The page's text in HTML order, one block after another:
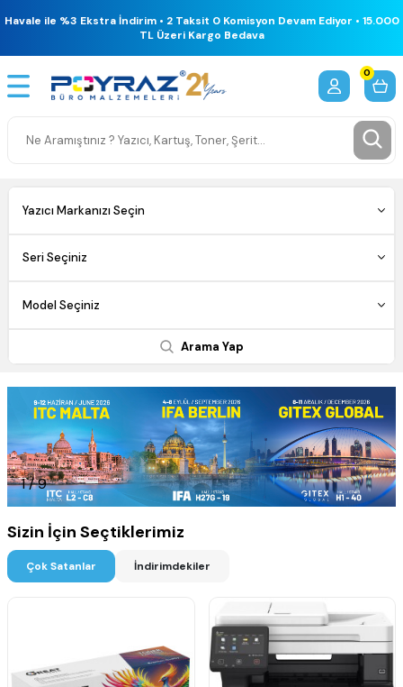
Havale ile %3 Ekstra İndirim • 2 Taksit 0 Komisyon Devam Ediyor • 15.000
TL Üzeri Kargo Bedava
0
Arama Yap
2/9
Sizin İçin Seçtiklerimiz
Çok Satanlar İndirimdekiler